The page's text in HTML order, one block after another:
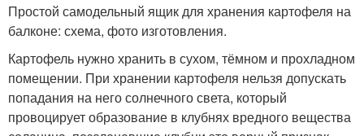
Простой самодельный ящик для хранения картофеля на
балконе: схема, фото изготовления.
Картофель нужно хранить в сухом, тёмном и прохладном
помещении. При хранении картофеля нельзя допускать
попадания на него солнечного света, который
провоцирует образование в клубнях вредного вещества